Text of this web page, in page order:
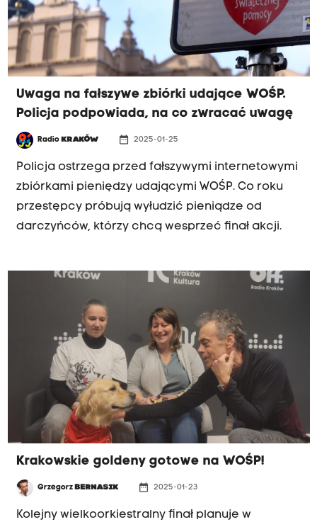
Uwaga na fałszywe zbiórki udające WOŚP.
Policja podpowiada, na co zwracać uwagę
Radio KRAKÓW date_range 2025-01-25
Policja ostrzega przed fałszywymi internetowymi
zbiórkami pieniędzy udającymi WOŚP. Co roku
przestępcy próbują wyłudzić pieniądze od
darczyńców, którzy chcą wesprzeć finał akcji.
Krakowskie goldeny gotowe na WOŚP!
Grzegorz BERNASIK date_range 2025-01-23
Kolejny wielkoorkiestralny finał planuje w